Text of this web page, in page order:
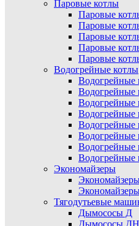
Паровые котлы
Паровые
Паровые
Паровые
Паровые
Паровые
Водогрейные котлы
Водогрейные
Водогрейные
Водогрейные
Экономайзеры
Тягодутьевые
Дымососы Д
Дымососы ДН